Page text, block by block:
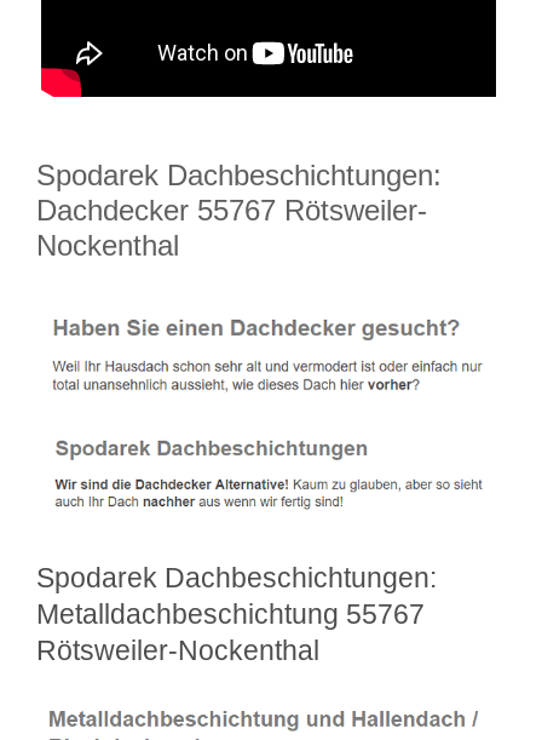
Spodarek Dachbeschichtungen:
Dachdecker 55767 Rötsweiler-
Nockenthal
Spodarek Dachbeschichtungen:
Metalldachbeschichtung 55767
Rötsweiler-Nockenthal